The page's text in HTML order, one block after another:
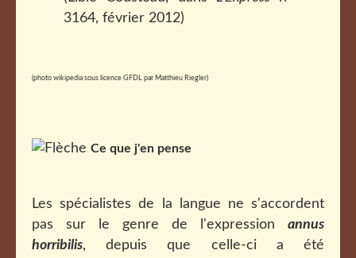
3164, février 2012)
(photo wikipedia sous licence GFDL par Matthieu Riegler)
Ce que j'en pense
Les spécialistes de la langue ne s'accordent
pas sur le genre de l'expression annus
horribilis, depuis que celle-ci a été